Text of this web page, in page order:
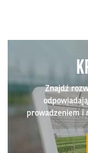
Znajdź
prowadzeniem i